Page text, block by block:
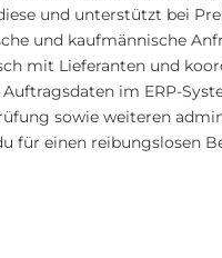
und unterstützt bei
und kaufmännische
mit Lieferanten und
im ERP-
sowie weiteren
für einen reibungslosen